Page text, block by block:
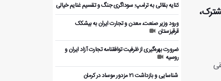
کنایه بقائی به ترامپ: سوداگری جنگ و تقسیم غنایم خیالی
ورود وزیر صنعت، معدن و تجارت ایران به بیشکک
قرقیزستان
ضرورت بهره‌گیری از ظرفیت توافقنامه تجارت آزاد ایران و
روسیه
️ شناسایی و بازداشت ۲۱ مزدور موساد در کرمان